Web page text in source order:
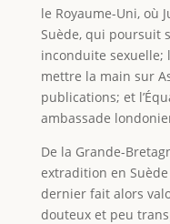
le Royaume-Uni, où
Suède, qui poursuit
inconduite sexuelle;
mettre la main sur
publications; et
ambassade
De la Grande-
extradition en
dernier fait alors
douteux et peu